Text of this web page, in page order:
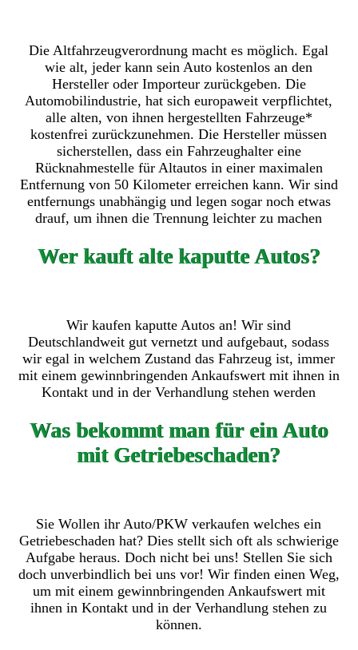
Die Altfahrzeugverordnung macht es möglich. Egal
wie alt, jeder kann sein Auto kostenlos an den
Hersteller oder Importeur zurückgeben. Die
Automobilindustrie, hat sich europaweit verpflichtet,
alle alten, von ihnen hergestellten Fahrzeuge*
kostenfrei zurückzunehmen. Die Hersteller müssen
sicherstellen, dass ein Fahrzeughalter eine
Rücknahmestelle für Altautos in einer maximalen
Entfernung von 50 Kilometer erreichen kann. Wir sind
entfernungs unabhängig und legen sogar noch etwas
drauf, um ihnen die Trennung leichter zu machen
Wer kauft alte kaputte Autos?
Wir kaufen kaputte Autos an! Wir sind
Deutschlandweit gut vernetzt und aufgebaut, sodass
wir egal in welchem Zustand das Fahrzeug ist, immer
mit einem gewinnbringenden Ankaufswert mit ihnen in
Kontakt und in der Verhandlung stehen werden
Was bekommt man für ein Auto
mit Getriebeschaden?
Sie Wollen ihr Auto/PKW verkaufen welches ein
Getriebeschaden hat? Dies stellt sich oft als schwierige
Aufgabe heraus. Doch nicht bei uns! Stellen Sie sich
doch unverbindlich bei uns vor! Wir finden einen Weg,
um mit einem gewinnbringenden Ankaufswert mit
ihnen in Kontakt und in der Verhandlung stehen zu
können.